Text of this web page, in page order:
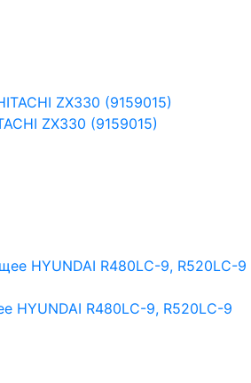
ZX330 (9159015)
HYUNDAI R480LC-9, R520LC-9